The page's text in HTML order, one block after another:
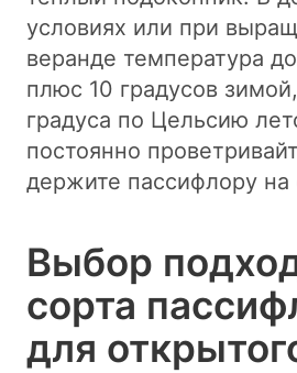
условиях или при
веранде температура
плюс 10 градусов
градуса по Цельсию
постоянно
держите пассифлору на
Выбор
сорта
для